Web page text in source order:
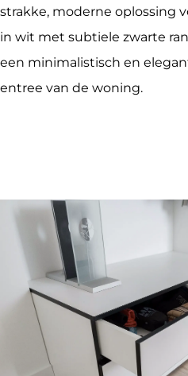
strakke, moderne oplossing
in wit met subtiele zwarte
een minimalistisch en
entree van de woning.